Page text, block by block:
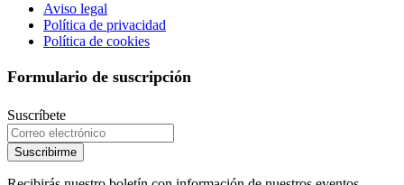
Aviso legal
Política de privacidad
Política de cookies
Formulario de suscripción
Suscríbete
Suscribirme